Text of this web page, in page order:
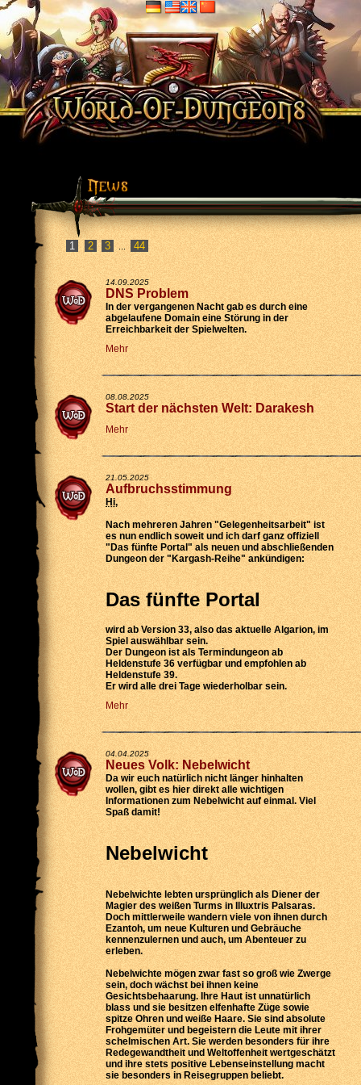
2 3 ... 44
14.09.2025
DNS Problem
In der vergangenen Nacht gab es durch eine
abgelaufene Domain eine Störung in der
Erreichbarkeit der Spielwelten.
Mehr
08.08.2025
Start der nächsten Welt: Darakesh
Mehr
21.05.2025
Aufbruchsstimmung
Hi,
Nach mehreren Jahren "Gelegenheitsarbeit" ist
es nun endlich soweit und ich darf ganz offiziell
"Das fünfte Portal" als neuen und abschließenden
Dungeon der "Kargash-Reihe" ankündigen:
Das fünfte Portal
wirdab Version 33, also das aktuelle Algarion, im
Spiel auswählbar sein.
Der Dungeon ist alsTermindungeon ab
Heldenstufe 36 verfügbar und empfohlen ab
Heldenstufe 39.
Er wirdalle drei Tage wiederholbarsein.
Mehr
04.04.2025
Neues Volk: Nebelwicht
Da wir euch natürlich nicht länger hinhalten
wollen, gibt es hier direkt alle wichtigen
Informationen zum Nebelwicht auf einmal. Viel
Spaß damit!
Nebelwicht
Nebelwichte lebten ursprünglich als Diener der
Magier des weißen Turms in Illuxtris Palsaras.
Doch mittlerweile wandern viele von ihnen durch
Ezantoh, um neue Kulturen und Gebräuche
kennenzulernen und auch, um Abenteuer zu
erleben.
Nebelwichte mögen zwar fast so groß wie Zwerge
sein, doch wächst bei ihnen keine
Gesichtsbehaarung. Ihre Haut ist unnatürlich
blass und sie besitzen elfenhafte Züge sowie
spitze Ohren und weiße Haare. Sie sind absolute
Frohgemüter und begeistern die Leute mit ihrer
schelmischen Art. Sie werden besonders für ihre
Redegewandtheit und Weltoffenheit wertgeschätzt
und ihre stets positive Lebenseinstellung macht
sie besonders in Reisegruppen beliebt.